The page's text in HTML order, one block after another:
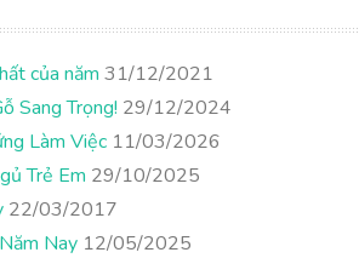
của năm 31/12/2021
Sang Trọng! 29/12/2024
Làm Việc 11/03/2026
Trẻ Em 29/10/2025
22/03/2017
Nay 12/05/2025